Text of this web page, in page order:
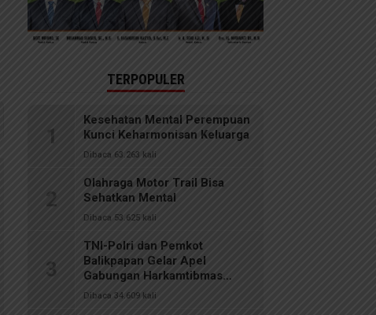
TERPOPULER
1
Kesehatan Mental Perempuan
Kunci Keharmonisan Keluarga
Dibaca 63.263 kali
2
Olahraga Motor Trail Bisa
Sehatkan Mental
Dibaca 53.625 kali
3
TNI-Polri dan Pemkot
Balikpapan Gelar Apel
Gabungan Harkamtibmas
Ramadan 2026
Dibaca 34.609 kali